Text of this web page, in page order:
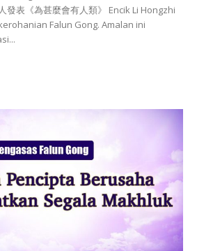
發表《為甚麼會有人類》 Encik Li Hongzhi
Falun Gong. Amalan ini